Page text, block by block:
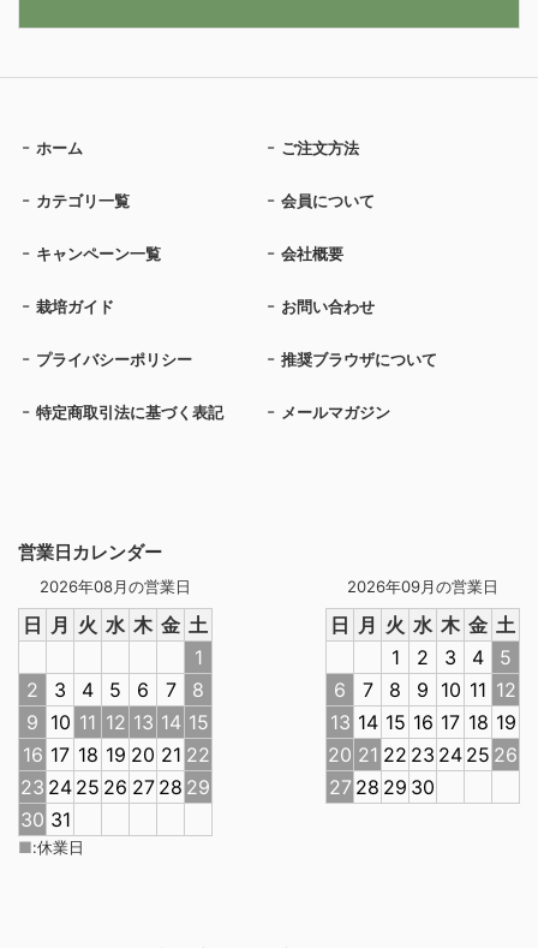
営業日カレンダー
2026年08月の営業日
日 月 火 水 木 金 土
1
2
3 4 5 6 7
8
9 10 11 12 13 14 15
16 17 18 19 20 21 22
23 24 25 26 27 28 29
30 31
2026年09月の営業日
日 月 火 水 木 金 土
1
2 3 4
5
6
7 8 9 10 11 12
13 14 15 16 17 18 19
20 21 22 23 24 25 26
27 28 29 30
■:休業日
ホーム ご注文方法
カテゴリ一覧 会員について
キャンペーン一覧 会社概要
栽培ガイド お問い合わせ
プライバシーポリシー 推奨ブラウザについて
特定商取引法に基づく表記 メールマガジン